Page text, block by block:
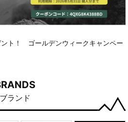
ト！ ゴールデンウィークキャンペー
ブランド